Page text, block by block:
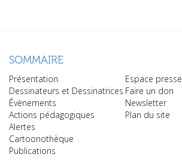
SOMMAIRE
Présentation
Dessinateurs et Dessinatrices
Évènements
Actions pédagogiques
Alertes
Cartoonothèque
Publications
Espace presse
Faire un don
Newsletter
Plan du site